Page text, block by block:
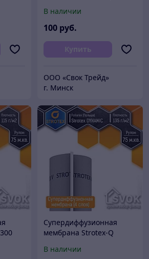
В наличии
100 руб.
Купить
ООО «Свок Трейд»
г. Минск
Супердиффузионная
мембрана Strotex-Q
Польша)
В наличии